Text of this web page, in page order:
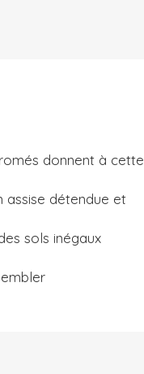
donnent à cette
assise détendue et
sols inégaux